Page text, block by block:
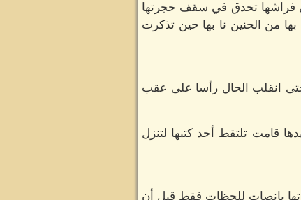
فراشها تحدق في سقف حجرتها
من الحنين نا بها حين تذكرت
انقلب الحال رأسا على عقب
قامت تلتقط أحد كتبها لتنزل
بإنصات للحظات فقط قبل أن